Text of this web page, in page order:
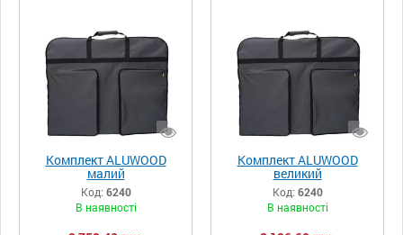
Комплект ALUWOOD
малий
Код: 6240
В наявності
Комплект ALUWOOD
великий
Код: 6240
В наявності